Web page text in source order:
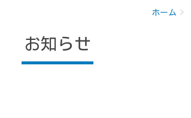
ホーム
お知らせ